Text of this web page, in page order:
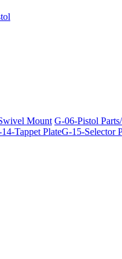
Mount G-06-Pistol
Tappet PlateG-15-Selector